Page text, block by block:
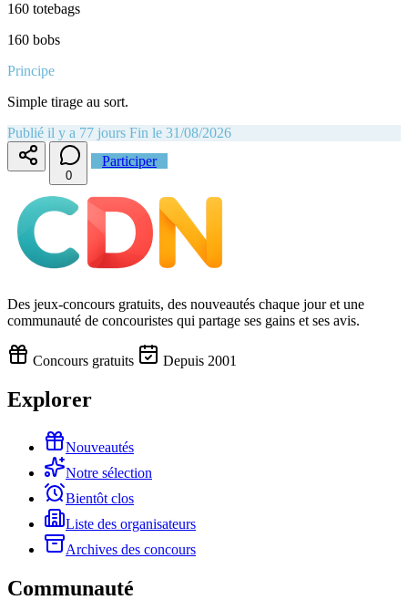
160 totebags
160 bobs
Principe
Simple tirage au sort.
Publié il y a 77 jours Fin le 31/08/2026
0
Participer
Des jeux-concours gratuits, des nouveautés chaque jour et une
communauté de concouristes qui partage ses gains et ses avis.
Concours gratuits Depuis 2001
Explorer
Nouveautés
Notre sélection
Bientôt clos
Liste des organisateurs
Archives des concours
Communauté